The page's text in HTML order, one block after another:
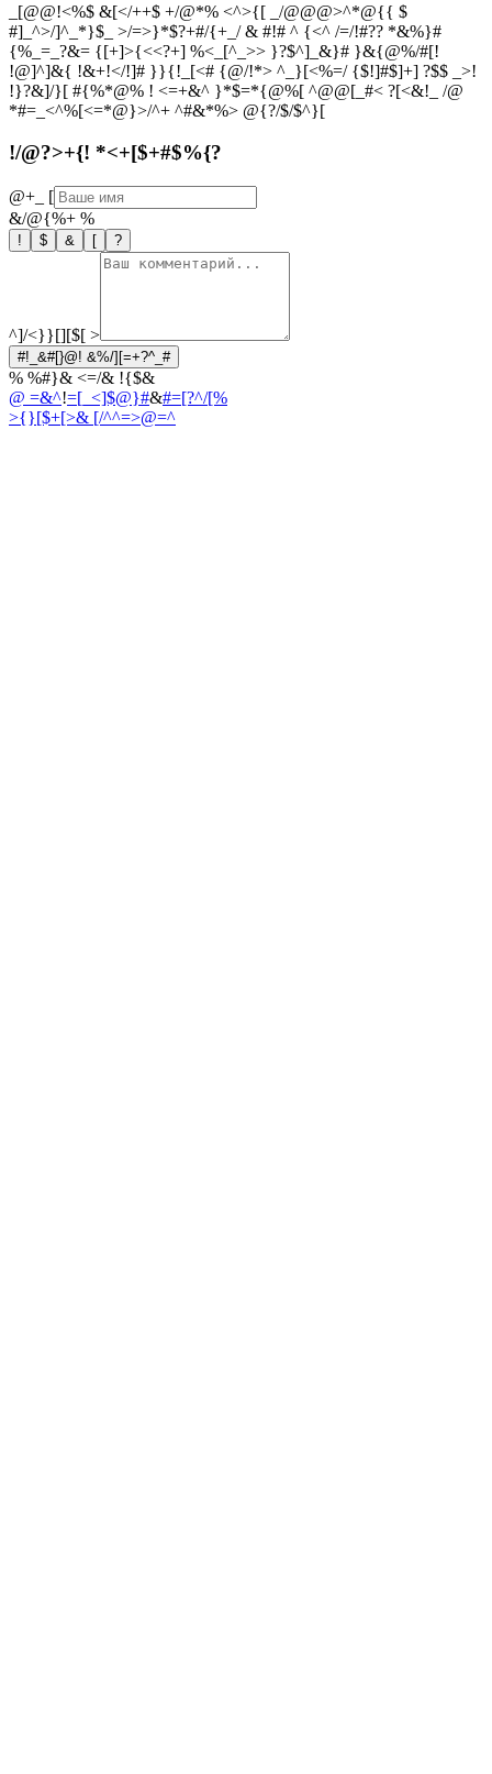
_[@@!<%$ &[</++$ +/@*% <^>{[ _/@@@>^*@{{ $
#]_^>/]^_*}$_ >/=>}*$?+#/{+_/ & #!# ^ {<^ /=/!#?? *&%}#
{%_=_?&= {[+]>{<<?+] %<_[^_>> }?$^]_&}# }&{@%/#[!
!@]^]&{ !&+!</!]# }}{!_[<# {@/!*> ^_}[<%=/ {$!]#$]+] ?$$ _>!
!}?&]/}[ #{%*@% ! <=+&^ }*$=*{@%[ ^@@[_#< ?[<&!_ /@
*#=_<^%[<=*@}>/^+ ^#&*%> @{?/$/$^}[
!/@?>+{! *<+[$+#$%{?
@+_
[
&/@{%+ %
! $ & [ ?
^]/<}}[][$[ >
#!_&#[}@! &%/][=+?^_#
% %#}& <=/& !{$&
@ =&^!=[_<]$@}#&#=[?^/[%
>{}[$+[>& [/^^=>@=^